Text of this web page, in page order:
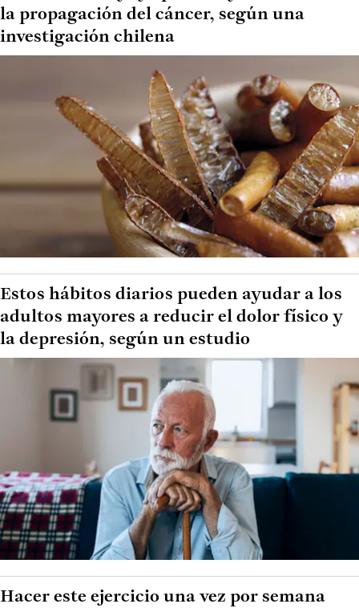
la propagación del cáncer, según una
investigación chilena
Estos hábitos diarios pueden ayudar a los
adultos mayores a reducir el dolor físico y
la depresión, según un estudio
Hacer este ejercicio una vez por semana